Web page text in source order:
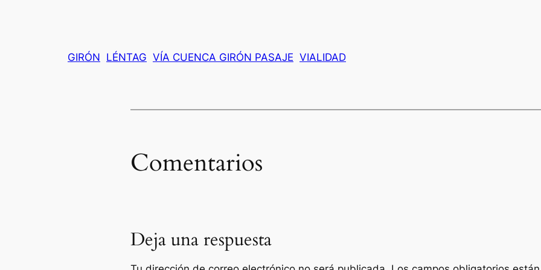
GIRÓN LÉNTAG VÍA CUENCA GIRÓN PASAJE VIALIDAD
Comentarios
Deja una respuesta